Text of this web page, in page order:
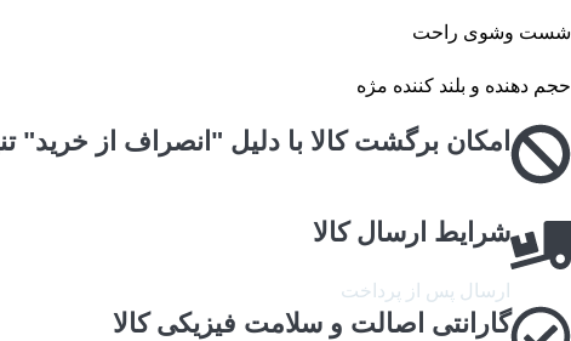
شست وشوی راحت
حجم دهنده و بلند کننده مژه
امکان برگشت کالا با دلیل "انصراف از
شرایط ارسال کالا
ارسال پس از پرداخت
گارانتی اصالت و سلامت فیزیکی کالا